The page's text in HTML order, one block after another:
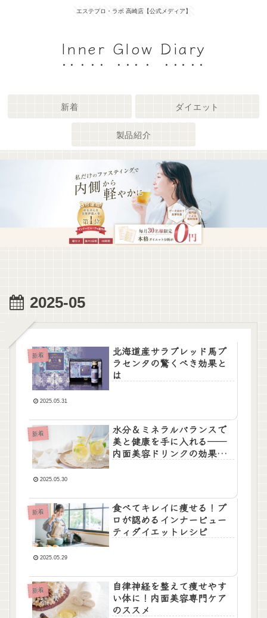
エステプロ・ラボ 高崎店【公式メディア】
Inner Glow Diary
新着 ダイエット
製品紹介
2025-05
新着
北海道産サラブレッド馬プ
ラセンタの驚くべき効果と
は
2025.05.31
新着
水分＆ミネラルバランスで
美と健康を手に入れる──
内面美容ドリンクの効果と
2025.05.30
新着
食べてキレイに痩せる！プ
ロが認めるインナービュー
ティダイエットレシピ
2025.05.29
新着
自律神経を整えて痩せやす
い体に！内面美容専門ケア
のススメ